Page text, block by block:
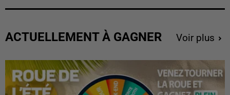
ACTUELLEMENT À GAGNER Voir plus